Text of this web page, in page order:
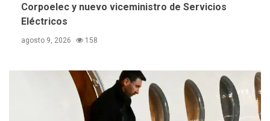
Corpoelec y nuevo viceministro de Servicios
Eléctricos
agosto 9, 2026 158